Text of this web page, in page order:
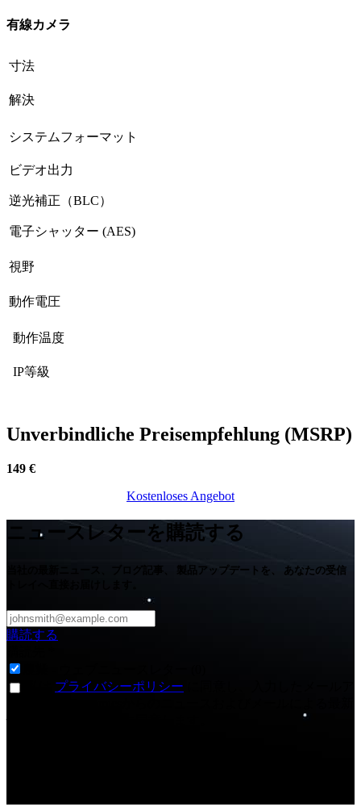
有線カメラ
寸法
解決
システムフォーマット
ビデオ出力
逆光補正（BLC）
電子シャッター (AES)
視野
動作電圧
動作温度
IP等級
Unverbindliche Preisempfehlung (MSRP)
149 €
Kostenloses Angebot​​​​​​​​​​​​​​
ニュースレターを購読する
当社の最新ニュース、ブログ記事、 製品アップデートを、 あなたの受信
購読する
プライバシーポリシー